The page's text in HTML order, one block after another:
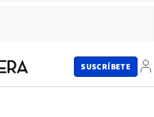
SUSCRÍBETE